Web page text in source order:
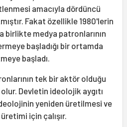
amacıyla dördüncü
Fakat özellikle 1980'lerin
birlik­te medya patronlarının
başladığı bir ortamda
başladı.
tek bir aktör olduğu
Devletin ideolojik aygıtı
yeniden üretilmesi ve
için çalışır.